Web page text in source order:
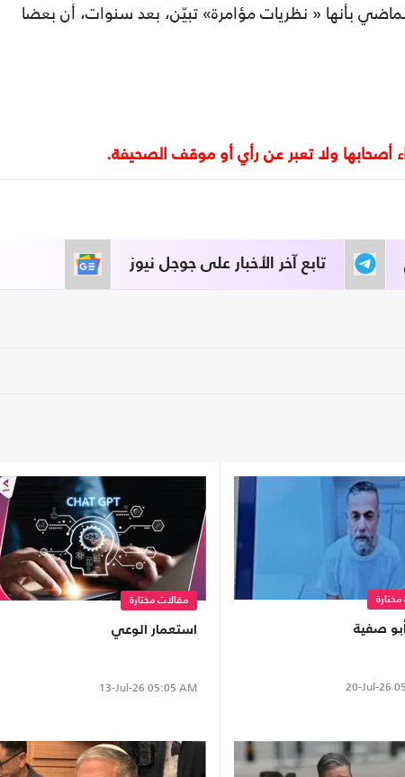
بأنها « نظريات مؤامرة» تبيّن، بعد سنوات، أن بعضا
تابع آخر الأخبار على جوجل نيوز
صفية
20-Jul-26
مقالات مختارة
استعمار الوعي
13-Jul-26 05:05 AM